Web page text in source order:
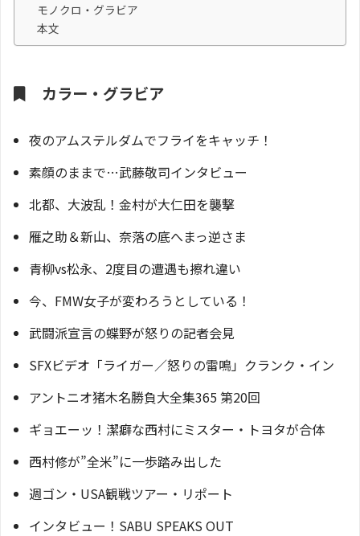
モノクロ・グラビア
本文
カラー・グラビア
夜のアムステルダムでフライをキャッチ！
素顔のままで…武藤敬司インタビュー
北都、大波乱！金村が大仁田を襲撃
雁之助＆新山、奈落の底へまっ逆さま
青柳vs松永、2度目の遭遇も擦れ違い
今、FMW女子が変わろうとしている！
武闘派宣言の蝶野が怒りの記者会見
SFXビデオ「ライガー／怒りの雷鳴」クランク・イン
アントニオ猪木名勝負大全集365 第20回
ギョエーッ！潔癖な西村にミスター・トヨタが合体
西村修が”全米”に一歩踏み出した
週ゴン・USA観戦ツアー・リポート
インタビュー！SABU SPEAKS OUT